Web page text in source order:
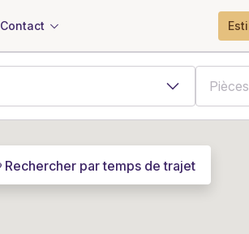
Contact
Rechercher par temps de trajet